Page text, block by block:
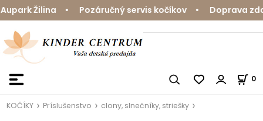
Žilina • Pozáručný servis kočíkov • Doprava
0
KOČÍKY Príslušenstvo clony, slnečníky, striešky